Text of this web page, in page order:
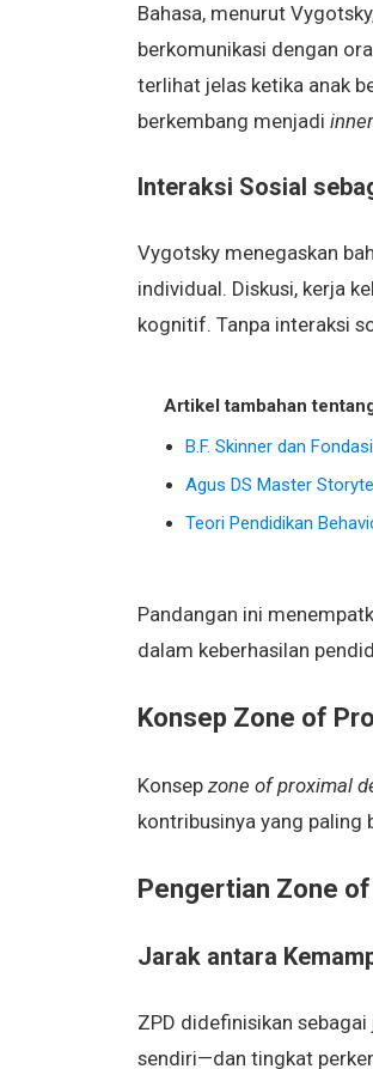
Bahasa, menurut
berkomunikasi dengan
terlihat jelas ketika anak
berkembang menjadi
Interaksi Sosial
Vygotsky menegaskan
individual. Diskusi, kerja
kognitif. Tanpa interaksi
Artikel tambahan
B.F. Skinner dan
Agus DS Master
Teori Pendidikan
Pandangan ini
dalam keberhasilan
Konsep Zone of
Konsep zone of proximal
kontribusinya yang paling
Pengertian Zone
Jarak antara
ZPD didefinisikan
sendiri—dan tingkat